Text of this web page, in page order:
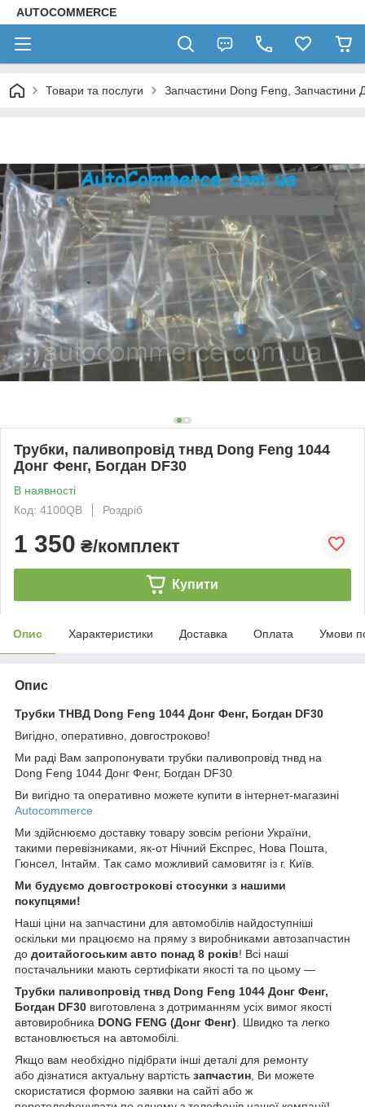
AUTOCOMMERCE
Товари та послуги Запчастини Dong Feng, Запчастини
Трубки, паливопровід тнвд Dong Feng 1044
Донг Фенг, Богдан DF30
В наявності
Код: 4100QB
Роздріб
1 350 ₴/комплект
Купити
Опис Характеристики Доставка Оплата Умови
Опис
Трубки ТНВД Dong Feng 1044 Донг Фенг, Богдан DF30
Вигідно, оперативно, довгостроково!
Ми раді Вам запропонувати трубки паливопровід тнвд на
Dong Feng 1044 Донг Фенг, Богдан DF30
Ви вигідно та оперативно можете купити в інтернет-магазині
Autocommerce
Ми здійснюємо доставку товару зовсім регіони України,
такими перевізниками, як-от Нічний Експрес, Нова Пошта,
Гюнсел, Інтайм. Так само можливий самовитяг із г. Київ.
Ми будуємо довгострокові стосунки з нашими
покупцями!
Наші ціни на запчастини для автомобілів найдоступніші
оскільки ми працюємо на пряму з виробниками автозапчастин
до доитайогоським авто понад 8 років! Всі наші
постачальники мають сертифікати якості та по цьому —
Трубки паливопровід тнвд Dong Feng 1044 Донг Фенг,
Богдан DF30 виготовлена з дотриманням усіх вимог якості
автовиробника DONG FENG (Донг Фенг) . Швидко та легко
встановлюється на автомобілі.
Якщо вам необхідно підібрати інші деталі для ремонту
або дізнатися актуальну вартість запчастин , Ви можете
скористатися формою заявки на сайті або ж